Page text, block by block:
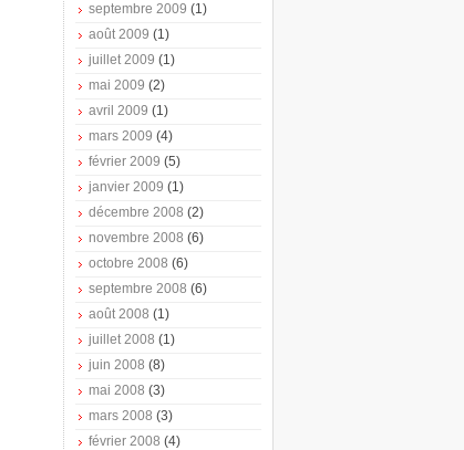
septembre 2009 (1)
août 2009 (1)
juillet 2009 (1)
mai 2009 (2)
avril 2009 (1)
mars 2009 (4)
février 2009 (5)
janvier 2009 (1)
décembre 2008 (2)
novembre 2008 (6)
octobre 2008 (6)
septembre 2008 (6)
août 2008 (1)
juillet 2008 (1)
juin 2008 (8)
mai 2008 (3)
mars 2008 (3)
février 2008 (4)